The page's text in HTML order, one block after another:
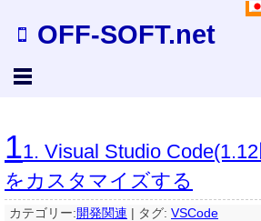
OFF-SOFT.net
11. Visual Studio
をカスタマイズする
カテゴリー:開発関連 | タグ: VSCode